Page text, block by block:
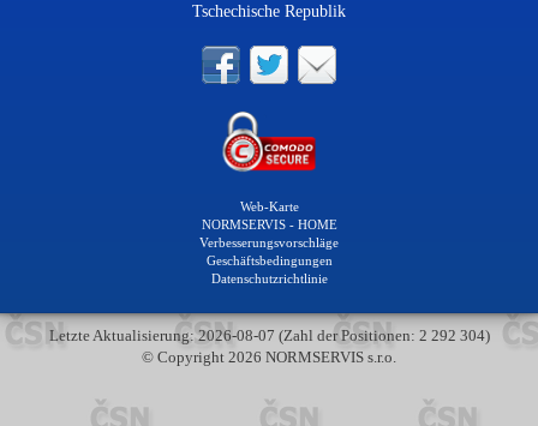
Tschechische Republik
Web-Karte
NORMSERVIS - HOME
Verbesserungsvorschläge
Geschäftsbedingungen
Datenschutzrichtlinie
Letzte Aktualisierung: 2026-08-07 (Zahl der Positionen: 2 292 304)
© Copyright 2026 NORMSERVIS s.r.o.